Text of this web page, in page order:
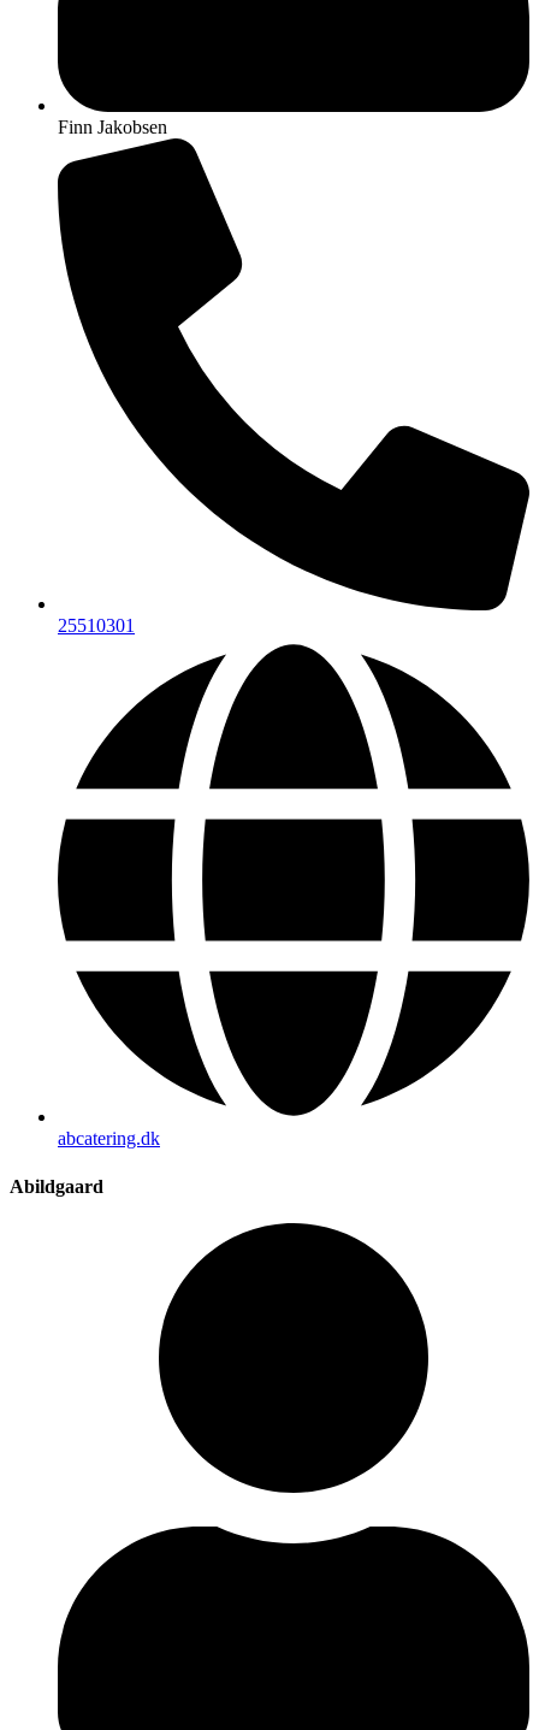
Finn Jakobsen
25510301
abcatering.dk
Abildgaard